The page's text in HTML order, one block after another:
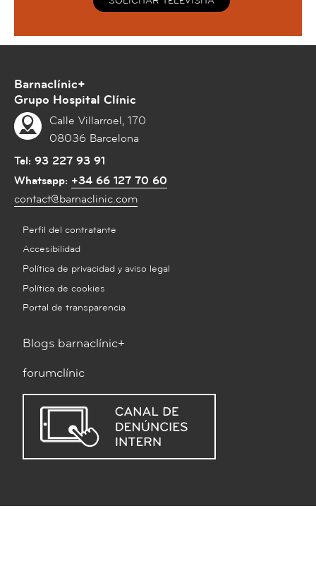
Barnaclínic+
Grupo Hospital Clínic
Calle Villarroel, 170
08036 Barcelona
Tel: 93 227 93 91
Whatsapp: +34 66 127 70 60
contact@barnaclinic.com
Perfil del contratante
Accesibilidad
Política de privacidad y aviso legal
Política de cookies
Portal de transparencia
Blogs barnaclínic+
forumclínic